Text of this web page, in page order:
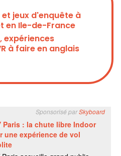
jeux d'enquête à
en Ile-de-France
expériences
à faire en anglais